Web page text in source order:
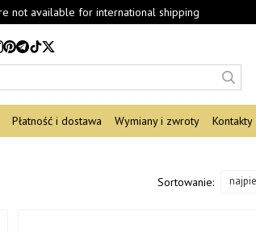
not available for international shipping
Płatność i dostawa Wymiany i zwroty Kontakty
Sortowanie: